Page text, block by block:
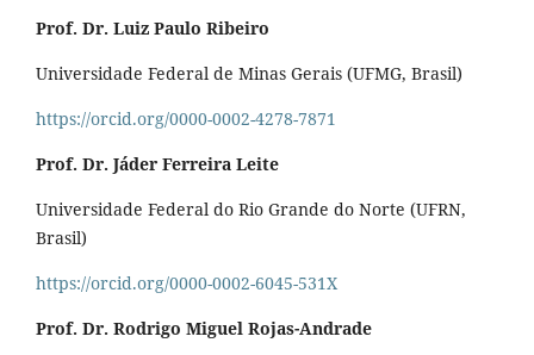
Prof. Dr. Luiz Paulo Ribeiro
Universidade Federal de Minas Gerais (UFMG, Brasil)
https://orcid.org/0000-0002-4278-7871
Prof. Dr. Jáder Ferreira Leite
Universidade Federal do Rio Grande do Norte (UFRN,
Brasil)
https://orcid.org/0000-0002-6045-531X
Prof. Dr. Rodrigo Miguel Rojas-Andrade